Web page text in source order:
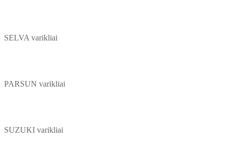
SELVA varikliai
PARSUN varikliai
SUZUKI varikliai